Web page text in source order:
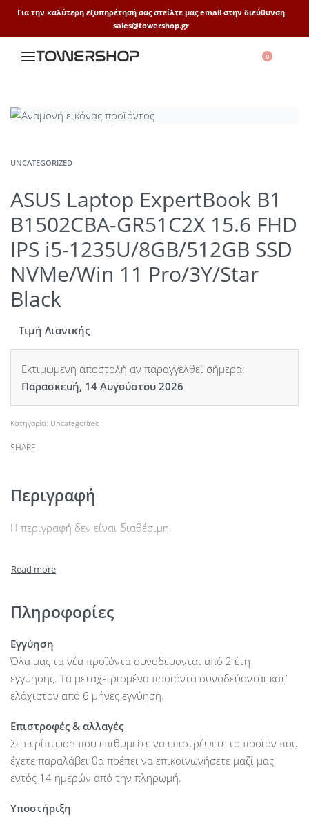
Για την καλύτερη εξυπηρέτησή σας στείλτε μας email στην διεύθυνση
sales@towershop.gr
0
UNCATEGORIZED
ASUS Laptop ExpertBook B1
B1502CBA-GR51C2X 15.6 FHD
IPS i5-1235U/8GB/512GB SSD
NVMe/Win 11 Pro/3Y/Star
Black
Τιμή Λιανικής
Εκτιμώμενη αποστολή αν παραγγελθεί σήμερα:
Παρασκευή, 14 Αυγούστου 2026
Κατηγορία: Uncategorized
SHARE
Περιγραφή
Η περιγραφή δεν είναι διαθέσιμη.
Πληροφορίες
Εγγύηση
Όλα μας τα νέα προϊόντα συνοδεύονται από 2 έτη
εγγύησης. Τα μεταχειρισμένα προϊόντα συνοδεύονται κατ’
ελάχιστον από 6 μήνες εγγύηση.
Επιστροφές & αλλαγές
Σε περίπτωση που επιθυμείτε να επιστρέψετε το προϊόν που
έχετε παραλάβει θα πρέπει να επικοινωνήσετε μαζί μας
εντός 14 ημερών από την πληρωμή.
Υποστήριξη